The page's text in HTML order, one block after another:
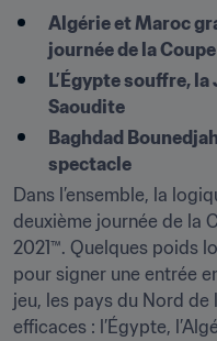
Algérie et Maroc
journée de la
L’Égypte souffre,
Saoudite
Baghdad
spectacle
Dans l’ensemble, la
deuxième journée de la
2021™. Quelques poids
pour signer une entrée
jeu, les pays du Nord de
efficaces : l’Égypte,